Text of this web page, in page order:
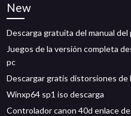
New
Descarga gratuita del manual
Juegos de la versión completa
pc
Descargar gratis distorsiones
Winxp64 sp1 iso descarga
Controlador canon 40d enlace